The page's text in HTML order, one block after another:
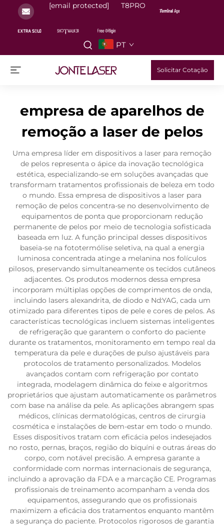
[email protected] T8PRO
PT
Solicitar Cotação
empresa de aparelhos de
remoção a laser de pelos
Uma empresa líder em dispositivos a laser para remoção
de pelos representa o ápice da inovação tecnológica
estética, especializando-se em soluções avançadas que
transformam tratamentos profissionais de beleza em todo
o mundo. Essa empresa de dispositivos a laser para
remoção de pelos concentra-se no desenvolvimento de
equipamentos de ponta que proporcionam redução
permanente de pelos por meio de tecnologia sofisticada
baseada em luz. A função principal desses dispositivos
baseia-se na fototermólise seletiva, na qual a energia
luminosa concentrada atinge a melanina nos folículos
pilosos, preservando simultaneamente os tecidos cutâneos
adjacentes. Os produtos modernos dessa empresa
incorporam múltiplas opções de comprimentos de onda,
incluindo lasers alexandrita, de diodo e Nd:YAG, cada um
otimizado para diferentes tipos de pele e cores de pelos. As
características tecnológicas incluem sistemas inteligentes
de refrigeração que garantem o conforto do paciente
durante os tratamentos, monitoramento em tempo real da
temperatura da pele e durações de pulso ajustáveis para
protocolos de tratamento personalizados. Modelos
avançados contam com refrigeração por contato
integrada, modelagem dinâmica do feixe e algoritmos
proprietários que ajustam automaticamente os parâmetros
com base na análise da pele. As aplicações abrangem spas
médicos, clínicas dermatológicas, centros de cirurgia
cosmética e instalações de bem-estar em todo o mundo.
Esses dispositivos tratam com eficácia pelos indesejados
no rosto, pernas, braços, região do biquíni e outras áreas do
corpo, com notável precisão. A empresa garante a
conformidade com normas internacionais de segurança,
incluindo a aprovação da FDA e a marcação CE. Programas
profissionais de treinamento acompanham a venda dos
equipamentos, assegurando que os profissionais
maximizem a eficácia dos tratamentos enquanto mantêm
a segurança do paciente. Protocolos rigorosos de garantia